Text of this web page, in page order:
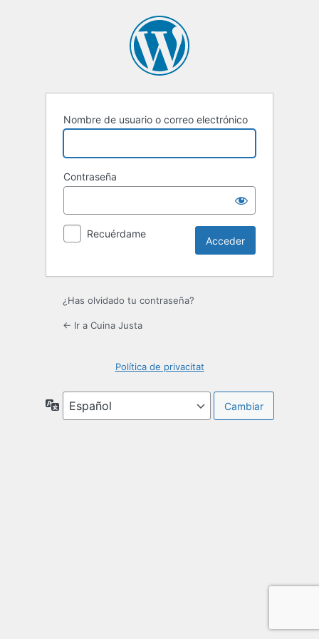
Nombre de usuario o correo electrónico
Contraseña
Recuérdame
¿Has olvidado tu contraseña?
← Ir a Cuina Justa
Política de privacitat
Idioma